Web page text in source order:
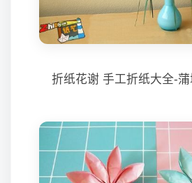
折纸花谢 手工折纸大全-